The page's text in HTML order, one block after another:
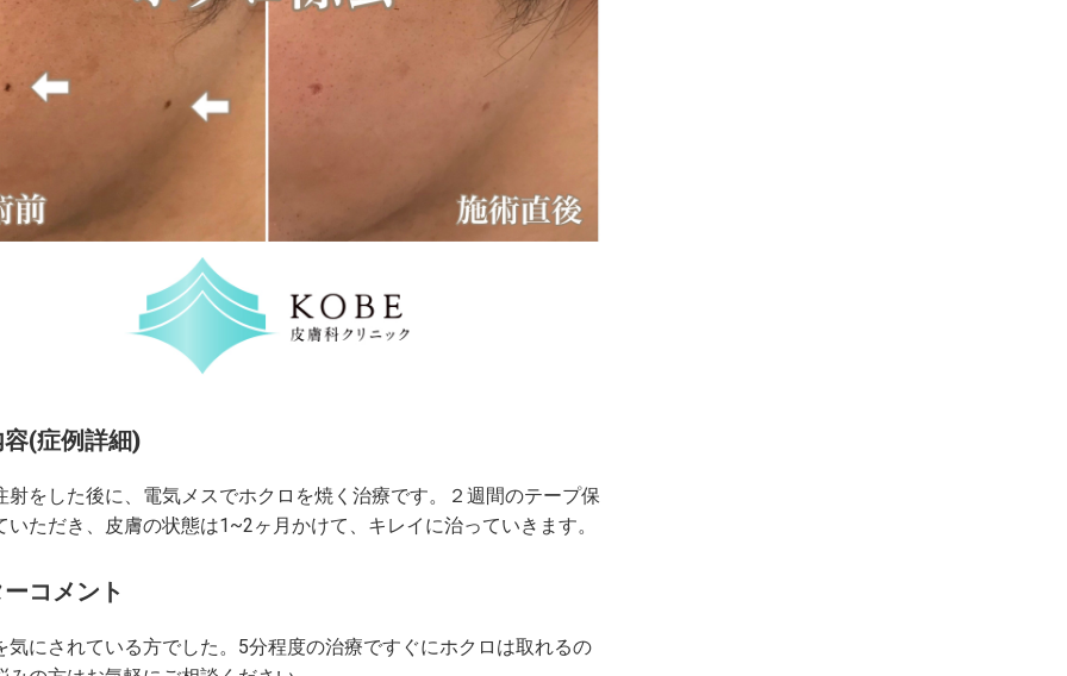
(症例詳細)
射をした後に、電気メスでホクロを焼く治療です。２週間のテープ保
いただき、皮膚の状態は1~2ヶ月かけて、キレイに治っていきます。
コメント
気にされている方でした。5分程度の治療ですぐにホクロは取れるの